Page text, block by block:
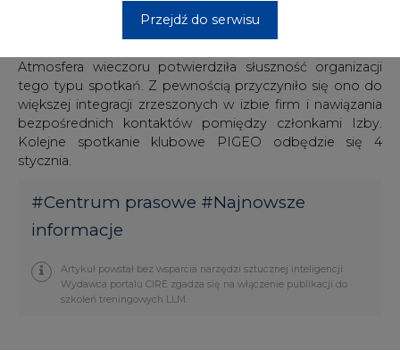
Przejdź do serwisu
członkami Izby oraz wymiany poglądów i doświadczeń z
Atmosfera wieczoru potwierdziła słuszność organizacji
tego typu spotkań. Z pewnością przyczyniło się ono do
większej integracji zrzeszonych w izbie firm i nawiązania
bezpośrednich kontaktów pomiędzy członkami Izby.
Kolejne spotkanie klubowe PIGEO odbędzie się 4
stycznia.
#Centrum prasowe #Najnowsze
informacje
Artykuł powstał bez wsparcia narzędzi sztucznej inteligencji.
Wydawca portalu CIRE zgadza się na włączenie publikacji do
szkoleń treningowych LLM.